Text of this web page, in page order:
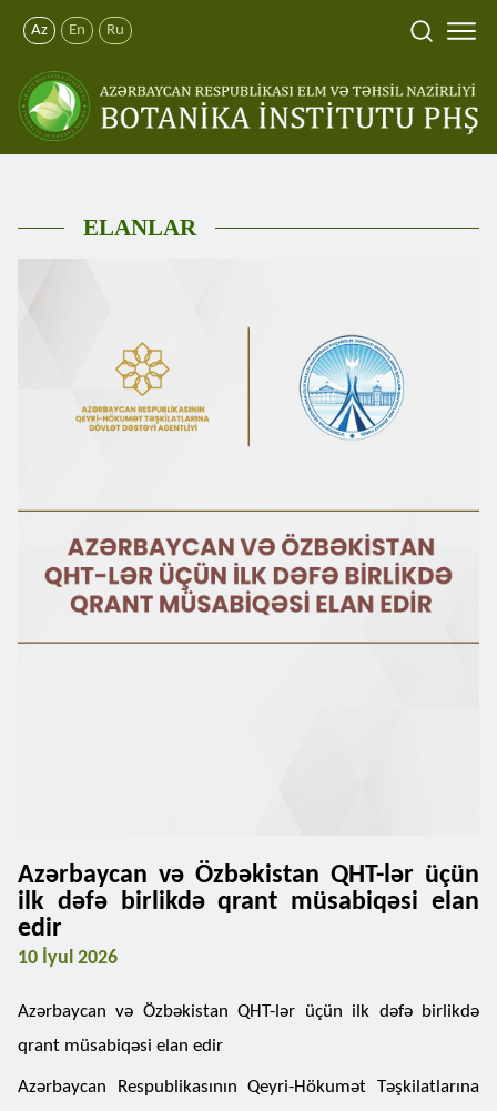
Az En Ru
ELANLAR
Azərbaycan və Özbəkistan QHT-lər üçün
ilk dəfə birlikdə qrant müsabiqəsi elan
edir
10 İyul 2026
Azərbaycan və Özbəkistan QHT-lər üçün ilk dəfə birlikdə
qrant müsabiqəsi elan edir
Azərbaycan Respublikasının Qeyri-Hökumət Təşkilatlarına